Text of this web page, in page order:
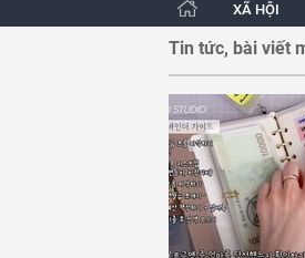
XÃ HỘI
Tin tức, bài viết